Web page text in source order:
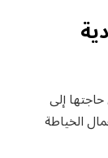
إلى
الخياطة